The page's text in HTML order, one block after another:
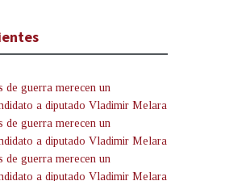
de guerra merecen un
a diputado Vladimir Melara
de guerra merecen un
a diputado Vladimir Melara
de guerra merecen un
a diputado Vladimir Melara